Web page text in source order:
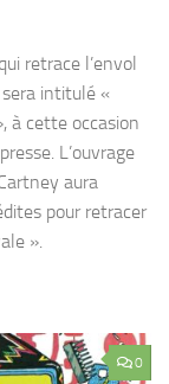
retrace l’envol
intitulé «
à cette occasion
L’ouvrage
aura
pour retracer
».
0